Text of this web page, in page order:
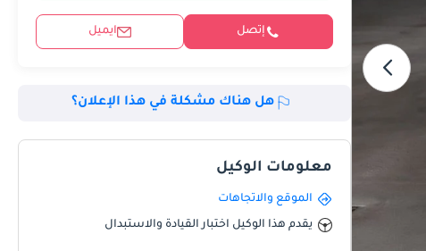
إتصل ايميل
هل هناك مشكلة في هذا الإعلان؟
معلومات الوكيل
الموقع والاتجاهات
يقدم هذا الوكيل اختبار القيادة والاستبدال